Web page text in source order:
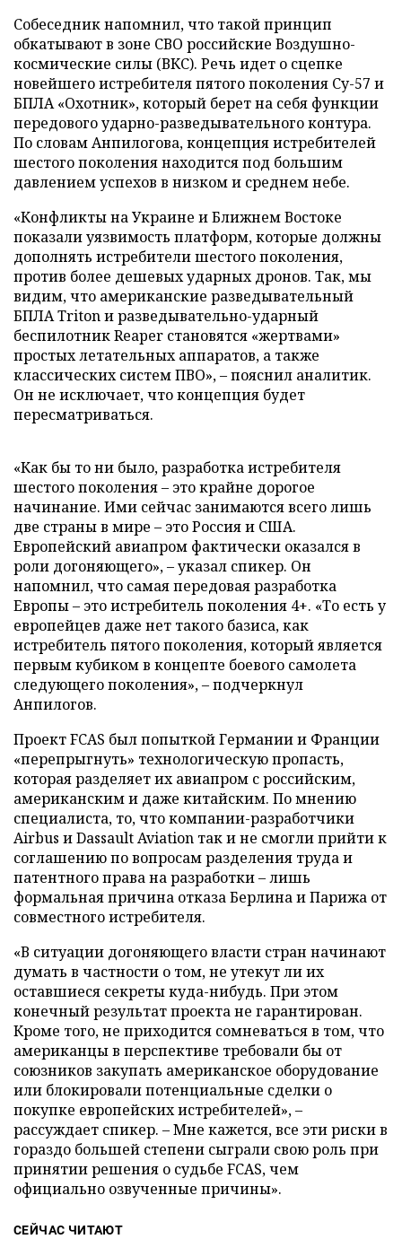
Собеседник напомнил, что такой принцип
обкатывают в зоне СВО российские Воздушно-
космические силы (ВКС). Речь идет о сцепке
новейшего истребителя пятого поколения Су-57 и
БПЛА «Охотник», который берет на себя функции
передового ударно-разведывательного контура.
По словам Анпилогова, концепция истребителей
шестого поколения находится под большим
давлением успехов в низком и среднем небе.
«Конфликты на Украине и Ближнем Востоке
показали уязвимость платформ, которые должны
дополнять истребители шестого поколения,
против более дешевых ударных дронов. Так, мы
видим, что американские разведывательный
БПЛА Triton и разведывательно-ударный
беспилотник Reaper становятся «жертвами»
простых летательных аппаратов, а также
классических систем ПВО», – пояснил аналитик.
Он не исключает, что концепция будет
пересматриваться.
«Как бы то ни было, разработка истребителя
шестого поколения – это крайне дорогое
начинание. Ими сейчас занимаются всего лишь
две страны в мире – это Россия и США.
Европейский авиапром фактически оказался в
роли догоняющего», – указал спикер. Он
напомнил, что самая передовая разработка
Европы – это истребитель поколения 4+. «То есть у
европейцев даже нет такого базиса, как
истребитель пятого поколения, который является
первым кубиком в концепте боевого самолета
следующего поколения», – подчеркнул
Анпилогов.
Проект FCAS был попыткой Германии и Франции
«перепрыгнуть» технологическую пропасть,
которая разделяет их авиапром с российским,
американским и даже китайским. По мнению
специалиста, то, что компании-разработчики
Airbus и Dassault Aviation так и не смогли прийти к
соглашению по вопросам разделения труда и
патентного права на разработки – лишь
формальная причина отказа Берлина и Парижа от
совместного истребителя.
«В ситуации догоняющего власти стран начинают
думать в частности о том, не утекут ли их
оставшиеся секреты куда-нибудь. При этом
конечный результат проекта не гарантирован.
Кроме того, не приходится сомневаться в том, что
американцы в перспективе требовали бы от
союзников закупать американское оборудование
или блокировали потенциальные сделки о
покупке европейских истребителей», –
рассуждает спикер. – Мне кажется, все эти риски в
гораздо большей степени сыграли свою роль при
принятии решения о судьбе FCAS, чем
официально озвученные причины».
СЕЙЧАС ЧИТАЮТ